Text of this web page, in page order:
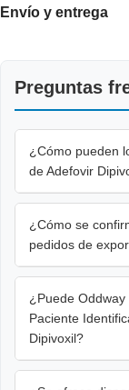
Envío y entrega
Preguntas
¿Cómo pueden
de Adefovir
¿Cómo se
pedidos de
¿Puede
Paciente
Dipivoxil?